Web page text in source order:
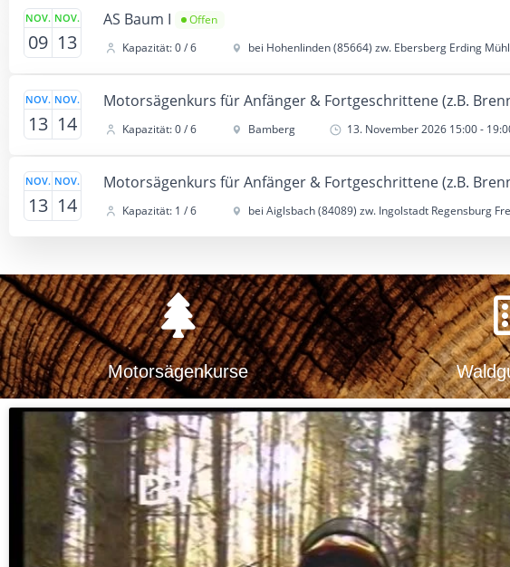
NOV.
09
NOV.
13
AS Baum I
Offen
Kapazität: 0 / 6
bei Hohenlinden (85664) zw. Ebersberg Erding
NOV.
13
NOV.
14
Motorsägenkurs für Anfänger & Fortgeschrittene (z.B.
Kapazität: 0 / 6
Bamberg 13. November 2026 15:00 -
NOV.
13
NOV.
14
Motorsägenkurs für Anfänger & Fortgeschrittene (z.B.
Kapazität: 1 / 6
bei Aiglsbach (84089) zw. Ingolstadt Regensburg
Motorsägenkurse